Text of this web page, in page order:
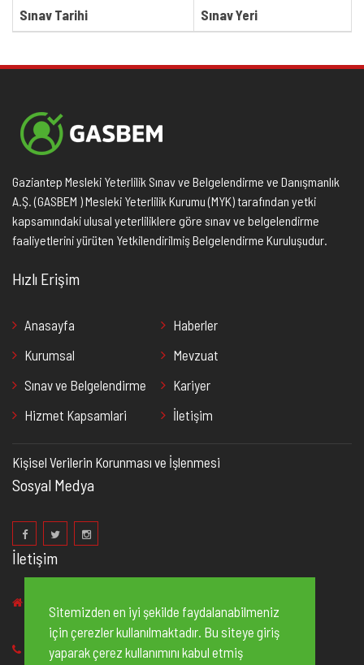
Sınav Tarihi Sınav Yeri
Gaziantep Mesleki Yeterlilik Sınav ve Belgelendirme ve Danışmanlık
A.Ş. (GASBEM ) Mesleki Yeterlilik Kurumu (MYK) tarafından yetki
kapsamındaki ulusal yeterliliklere göre sınav ve belgelendirme
faaliyetlerini yürüten Yetkilendirilmiş Belgelendirme Kuruluşudur.
Hızlı Erişim
Anasayfa
Kurumsal
Sınav ve Belgelendirme
Hizmet Kapsamlari
Haberler
Mevzuat
Kariyer
İletişim
Kişisel Verilerin Korunması ve İşlenmesi
Sosyal Medya
İletişim
2. Organize Sanayi Bölgesi 83235 No’lu Cadde, No:2
Şehitkamil/Gaziantep
+90 342502 10 20
Sitemizden en iyi şekilde faydalanabilmeniz
için çerezler kullanılmaktadır. Bu siteye giriş
yaparak çerez kullanımını kabul etmiş